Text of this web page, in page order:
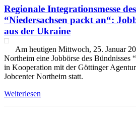
Regionale Integrationsmesse
“Niedersachsen packt an“:
aus der Ukraine
Am heutigen Mittwoch, 25. Januar
Northeim eine Jobbörse des Bündnisses
in Kooperation mit der Göttinger
Jobcenter Northeim statt.
Weiterlesen